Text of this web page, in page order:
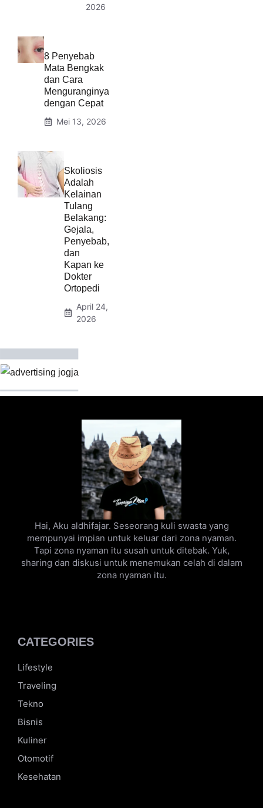
2026
8 Penyebab
Mata Bengkak
dan Cara
Menguranginya
dengan Cepat
Mei 13, 2026
Skoliosis
Adalah
Kelainan
Tulang
Belakang:
Gejala,
Penyebab,
dan
Kapan ke
Dokter
Ortopedi
April 24,
2026
Hai, Aku aldhifajar. Seseorang kuli swasta yang
Tapi zona nyaman itu susah untuk ditebak. Yuk,
CATEGORIES
Lifestyle